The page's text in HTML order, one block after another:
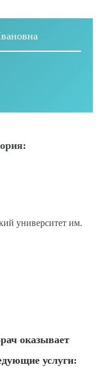
университет им.
оказывает
услуги: